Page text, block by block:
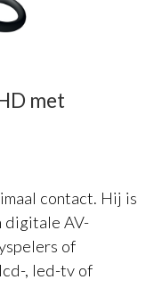
met
contact. Hij is
digitale AV-
of
, led-tv of